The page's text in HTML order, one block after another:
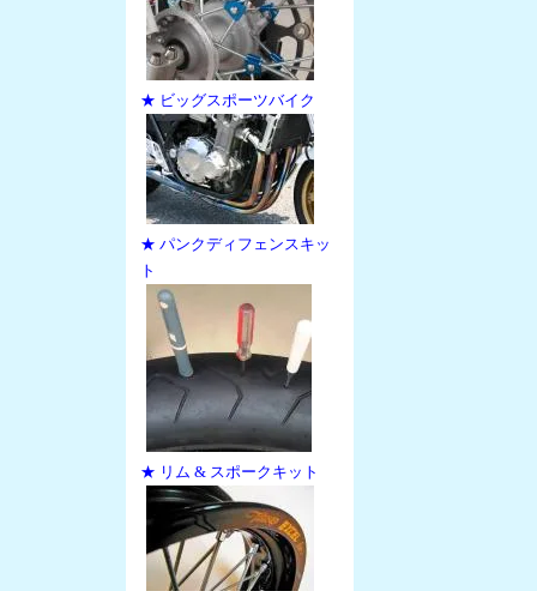
★ ビッグスポーツバイク
★ パンクディフェンスキッ
ト
★ リム & スポークキット